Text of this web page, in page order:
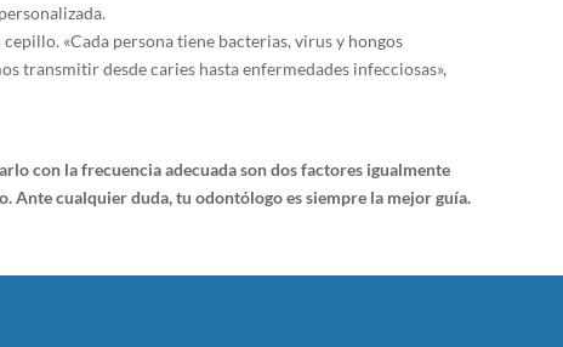
«Cada persona tiene bacterias, virus y hongos
transmitir desde caries hasta enfermedades infecciosas»,
con la frecuencia adecuada son dos factores igualmente
Ante cualquier duda, tu odontólogo es siempre la mejor guía.